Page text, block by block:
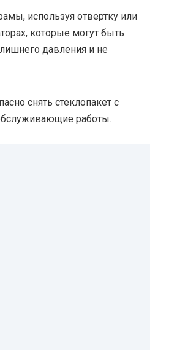
используя отвертку или
которые могут быть
давления и не
снять стеклопакет с
работы.